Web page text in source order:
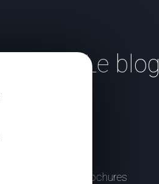
Le blog
Brochures